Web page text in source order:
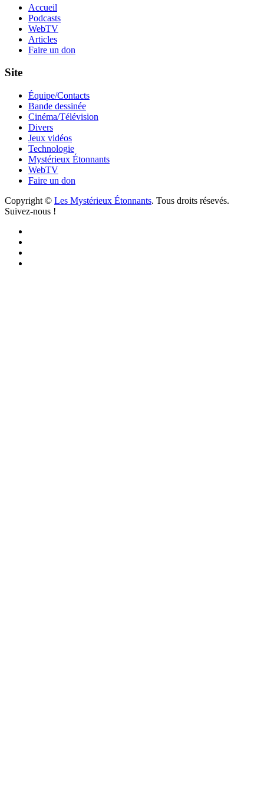
Accueil
Podcasts
WebTV
Articles
Faire un don
Site
Équipe/Contacts
Bande dessinée
Cinéma/Télévision
Divers
Jeux vidéos
Technologie
Mystérieux Étonnants
WebTV
Faire un don
Copyright © Les Mystérieux Étonnants. Tous droits résevés.
Suivez-nous !